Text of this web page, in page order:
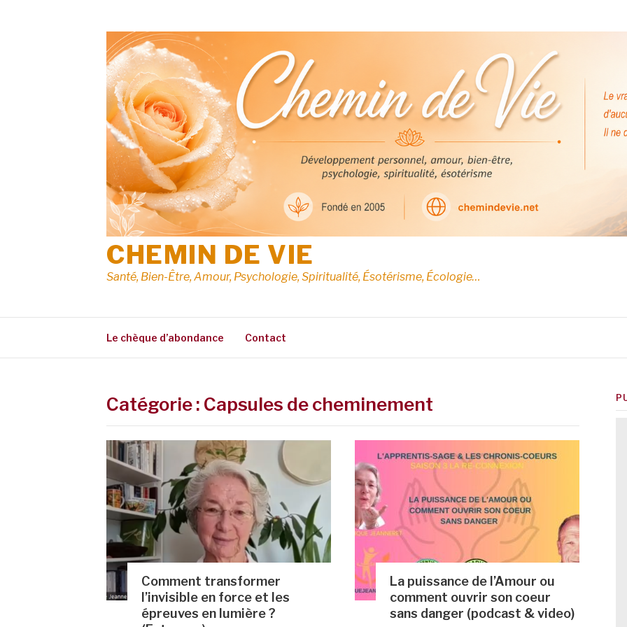
CHEMIN DE VIE
Santé, Bien-Être, Amour, Psychologie, Spiritualité, Ésotérisme, Écologie…
Le chèque d’abondance Contact
Catégorie : Capsules de cheminement
Comment transformer
l’invisible en force et les
épreuves en lumière ?
La puissance de l’Amour ou
comment ouvrir son coeur
sans danger (podcast & video)